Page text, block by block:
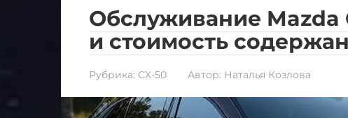
Обслуживание Mazda
и стоимость
Рубрика: CX-50 Автор: Наталья Козлова